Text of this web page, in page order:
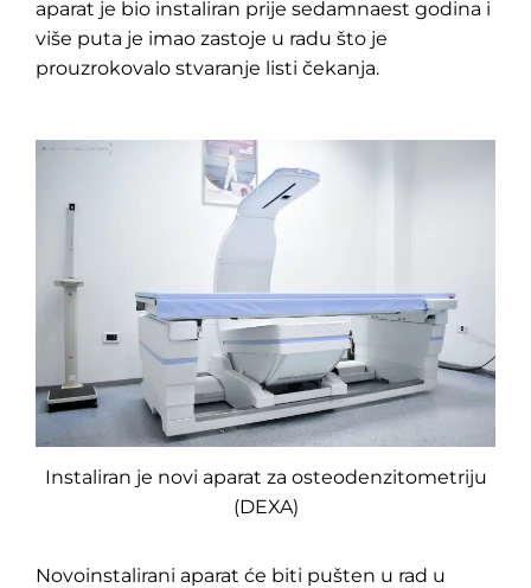
aparat je bio instaliran prije sedamnaest godina i
više puta je imao zastoje u radu što je
prouzrokovalo stvaranje listi čekanja.
Instaliran je novi aparat za osteodenzitometriju
(DEXA)
Novoinstalirani aparat će biti pušten u rad u